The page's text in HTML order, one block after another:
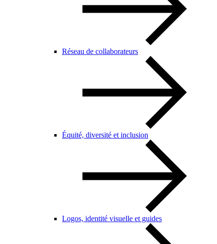
Réseau de collaborateurs
Équité, diversité et inclusion
Logos, identité visuelle et guides